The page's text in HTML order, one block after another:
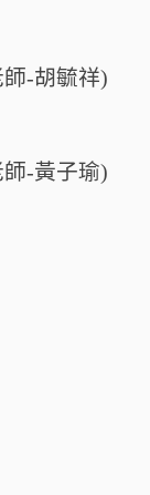
-胡毓祥)
-黃子瑜)